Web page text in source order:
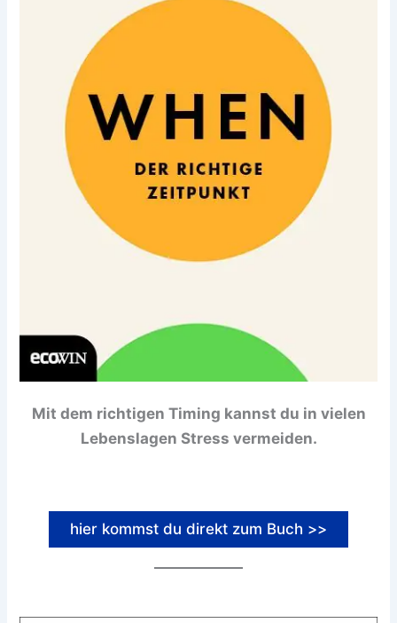
Mit dem richtigen Timing kannst du in vielen
Lebenslagen Stress vermeiden.
hier kommst du direkt zum Buch >>